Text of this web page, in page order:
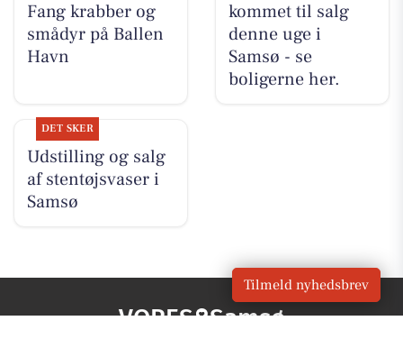
Fang krabber og
smådyr på Ballen
Havn
kommet til salg
denne uge i
Samsø - se
boligerne her.
DET SKER
Udstilling og salg
af stentøjsvaser i
Samsø
VORES Samsø
Tilmeld nyhedsbrev